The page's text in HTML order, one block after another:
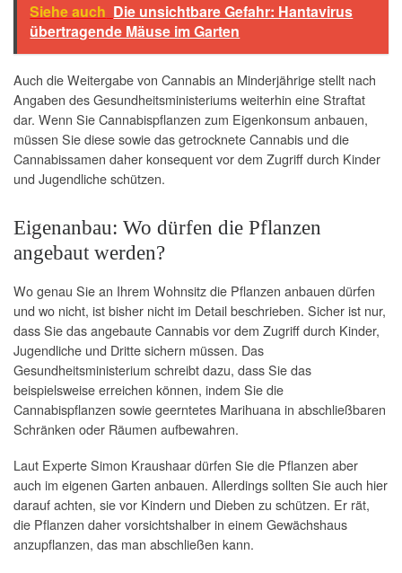
Siehe auch Die unsichtbare Gefahr: Hantavirus
übertragende Mäuse im Garten
Auch die Weitergabe von Cannabis an Minderjährige stellt nach
Angaben des Gesundheitsministeriums weiterhin eine Straftat
dar. Wenn Sie Cannabispflanzen zum Eigenkonsum anbauen,
müssen Sie diese sowie das getrocknete Cannabis und die
Cannabissamen daher konsequent vor dem Zugriff durch Kinder
und Jugendliche schützen.
Eigenanbau: Wo dürfen die Pflanzen
angebaut werden?
Wo genau Sie an Ihrem Wohnsitz die Pflanzen anbauen dürfen
und wo nicht, ist bisher nicht im Detail beschrieben. Sicher ist nur,
dass Sie das angebaute Cannabis vor dem Zugriff durch Kinder,
Jugendliche und Dritte sichern müssen. Das
Gesundheitsministerium schreibt dazu, dass Sie das
beispielsweise erreichen können, indem Sie die
Cannabispflanzen sowie geerntetes Marihuana in abschließbaren
Schränken oder Räumen aufbewahren.
Laut Experte Simon Kraushaar dürfen Sie die Pflanzen aber
auch im eigenen Garten anbauen. Allerdings sollten Sie auch hier
darauf achten, sie vor Kindern und Dieben zu schützen. Er rät,
die Pflanzen daher vorsichtshalber in einem Gewächshaus
anzupflanzen, das man abschließen kann.